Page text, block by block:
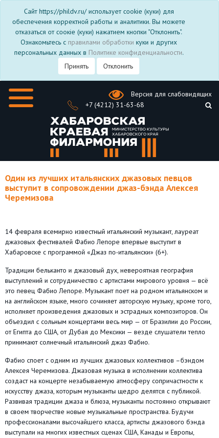
Сайт https://phildv.ru/ использует cookie (куки) для
обеспечения корректной работы и аналитики. Вы можете
отказаться от соокіе (куки) нажатием кнопки "Отклонить".
Ознакомьтесь с правилами обработки куки и других
персональных данных в Политике конфиденциальности.
Принять
Отклонить
Версия для слабовидящих
+7 (4212) 31-63-68
Один из лучших итальянских джазовых певцов
выступит в сопровождении джаз-бэнда Алексея
Черемизова
14 февраля всемирно известный итальянский музыкант, лауреат
джазовых фестивалей Фабио Лепоре впервые выступит в
Хабаровске с программой «Джаз по-итальянски» (6+).
Традиции бельканто и джазовый дух, невероятная география
выступлений и сотрудничество с артистами мирового уровня — всё
это певец Фабио Лепоре. Музыкант поет на родном итальянском и
на английском языке, много сочиняет авторскую музыку, кроме того,
исполняет произведения джазовых и эстрадных композиторов. Он
объездил с сольным концертами весь мир — от Бразилии до России,
от Египта до США, от Дубая до Мексики — везде слушатели тепло
принимают солнечный итальянский джаз Фабио.
Фабио споет с одним из лучших джазовых коллективов –бэндом
Алексея Черемизова. Джазовая музыка в исполнении коллектива
создаст на концерте незабываемую атмосферу сопричастности к
искусству джаза, которым музыканты щедро делятся с публикой.
Развивая традиции джаза и блюза, музыканты постоянно открывают
в своем творчестве новые музыкальные пространства. Будучи
профессионалами высочайшего класса, артисты джазового бэнда
выступали на многих известных сценах США, Канады и Европы,